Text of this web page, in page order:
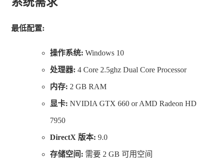
器击飞或者击碎其他果冻人，最后站立在平台上的果冻人
胜出。
第一个到达终点的果冻人胜出。
夺旗：有大量武器掉落且果冻人可以无限复活，第一个拿
到旗子送回终点的果冻人胜出。
炽热土豆：游戏开始时随机一名玩家会携带土豆，土豆会
在一段时间内爆炸，在爆炸前通过近战将土豆传给其他果
冻人，最后活着的果冻人胜出。
每种模式都拥有其独特玩法，总会有一种满足您的胃口。
最低配置:
操作系统: Windows 10
处理器: 4 Core 2.5ghz Dual Core Processor
内存: 2 GB RAM
显卡: NVIDIA GTX 660 or AMD Radeon HD
7950
DirectX 版本: 9.0
存储空间: 需要 2 GB 可用空间